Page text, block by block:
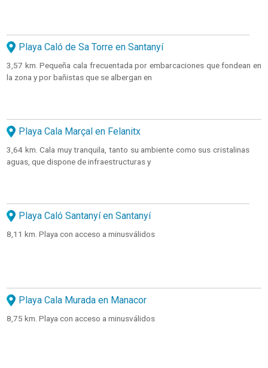
Playa Caló de Sa Torre en Santanyí
3,57 km. Pequeña cala frecuentada por embarcaciones que fondean en
la zona y por bañistas que se albergan en
Playa Cala Marçal en Felanitx
3,64 km. Cala muy tranquila, tanto su ambiente como sus cristalinas
aguas, que dispone de infraestructuras y
Playa Caló Santanyí en Santanyí
8,11 km. Playa con acceso a minusválidos
Playa Cala Murada en Manacor
8,75 km. Playa con acceso a minusválidos